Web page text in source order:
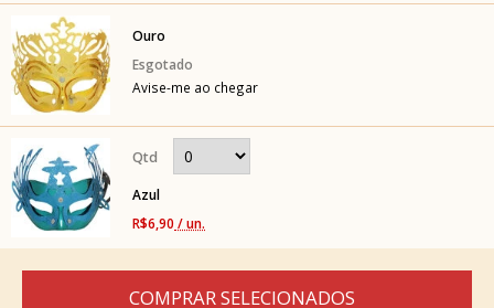
Ouro
Avise-me ao chegar
Azul
R$6,90 / un.